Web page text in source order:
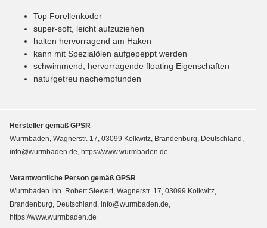
Top Forellenköder
super-soft, leicht aufzuziehen
halten hervorragend am Haken
kann mit Spezialölen aufgepeppt werden
schwimmend, hervorragende floating Eigenschaften
naturgetreu nachempfunden
Hersteller gemäß GPSR
Wurmbaden, Wagnerstr. 17, 03099 Kolkwitz, Brandenburg, Deutschland,
info@wurmbaden.de, https://www.wurmbaden.de
Verantwortliche Person gemäß GPSR
Wurmbaden Inh. Robert Siewert, Wagnerstr. 17, 03099 Kolkwitz,
Brandenburg, Deutschland, info@wurmbaden.de,
https://www.wurmbaden.de